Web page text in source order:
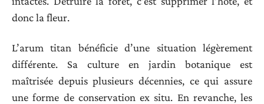
donc la fleur.
L’arum titan bénéficie d’une situation légèrement
différente. Sa culture en jardin botanique est
maîtrisée depuis plusieurs décennies, ce qui assure
une forme de conservation ex situ. En revanche, les